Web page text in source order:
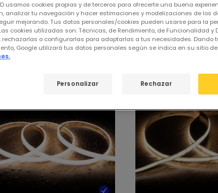
productos destacados de
usamos cookies propias y de terceros para ofrecerte una buena
analizar tu navegación y hacer estimaciones y modelizaciones de los
mejorando. Tus datos personales/cookies pueden usarse para la
cookies utilizadas son: Técnicas, de Rendimiento, de Funcionalidad y
rechazarlas o configurarlas para adaptarlas a tus necesidades. Dando
Google utilizará tus datos personales según se indica en su sitio de
Rechazar
Personalizar